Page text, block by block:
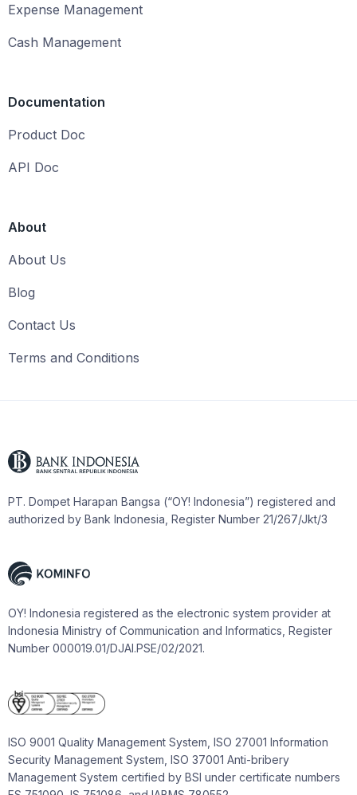
Expense Management
Cash Management
Documentation
Product Doc
API Doc
About
About Us
Blog
Contact Us
Terms and Conditions
PT. Dompet Harapan Bangsa (“OY! Indonesia”) registered and
authorized by Bank Indonesia, Register Number 21/267/Jkt/3
OY! Indonesia registered as the electronic system provider at
Indonesia Ministry of Communication and Informatics, Register
Number 000019.01/DJAI.PSE/02/2021.
ISO 9001 Quality Management System, ISO 27001 Information
Security Management System, ISO 37001 Anti-bribery
Management System certified by BSI under certificate numbers